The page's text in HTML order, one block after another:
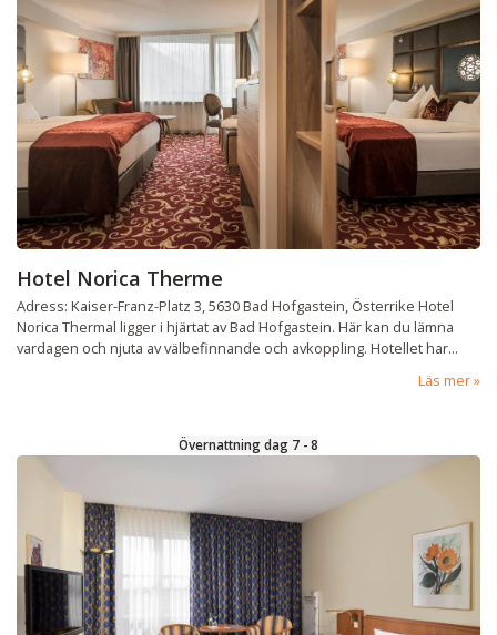
Hotel Norica Therme
Adress: Kaiser-Franz-Platz 3, 5630 Bad Hofgastein, Österrike Hotel
Norica Thermal ligger i hjärtat av Bad Hofgastein. Här kan du lämna
vardagen och njuta av välbefinnande och avkoppling. Hotellet har...
Läs mer
Övernattning dag 7 - 8